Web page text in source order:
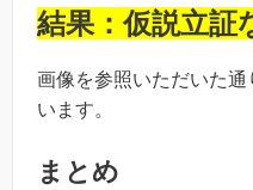
結果：仮説立証
画像を参照いただいた
います。
まとめ